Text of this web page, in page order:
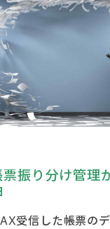
振り分け管理
受信した帳票の